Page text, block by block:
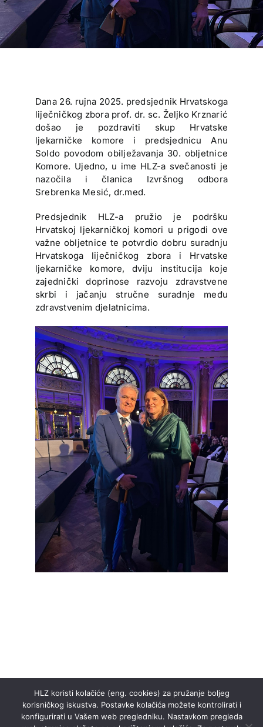
Dana 26. rujna 2025. predsjednik Hrvatskoga
liječničkog zbora prof. dr. sc. Željko Krznarić
došao je pozdraviti skup Hrvatske
ljekarničke komore i predsjednicu Anu
Soldo povodom obilježavanja 30. obljetnice
Komore. Ujedno, u ime HLZ-a svečanosti je
nazočila i članica Izvršnog odbora
Srebrenka Mesić, dr.med.
Predsjednik HLZ-a pružio je podršku
Hrvatskoj ljekarničkoj komori u prigodi ove
važne obljetnice te potvrdio dobru suradnju
Hrvatskoga liječničkog zbora i Hrvatske
ljekarničke komore, dviju institucija koje
zajednički doprinose razvoju zdravstvene
skrbi i jačanju stručne suradnje među
zdravstvenim djelatnicima.
HLZ koristi kolačiće (eng. cookies) za pružanje boljeg
korisničkog iskustva. Postavke kolačića možete kontrolirati i
konfigurirati u Vašem web pregledniku. Nastavkom pregleda